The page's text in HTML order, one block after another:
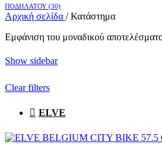
ΠΟΔΗΛΑΤΟΥ (30)
Αρχική σελίδα / Κατάστημα
Εμφάνιση του μοναδικού
Show sidebar
Clear filters
ELVE